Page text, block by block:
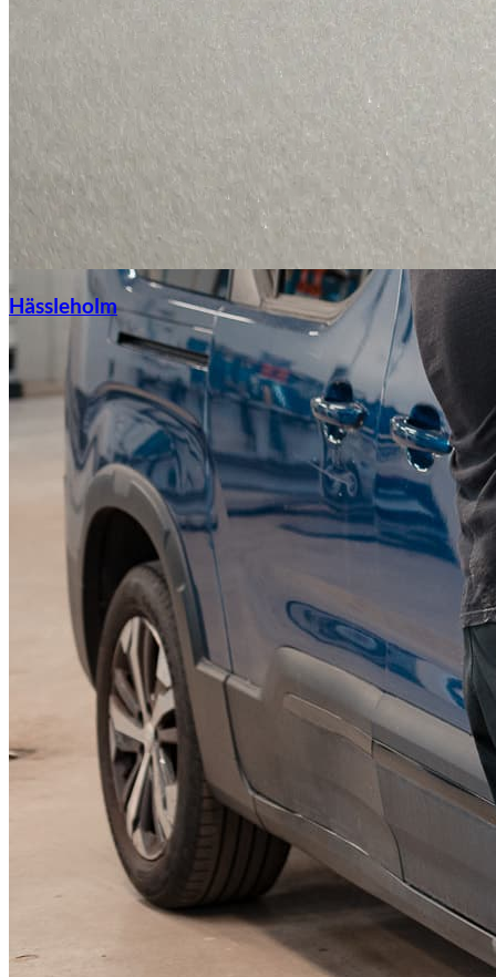
KGM Pickups
Fordonstyp
PickupTransportbilPersonbil
Visa alla fordon
Hässleholm